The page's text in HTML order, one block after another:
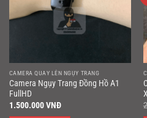
CAMERA QUAY LÉN NGỤY TRANG
Camera Ngụy Trang Đồng Hồ A1
FullHD
1.500.000VNĐ